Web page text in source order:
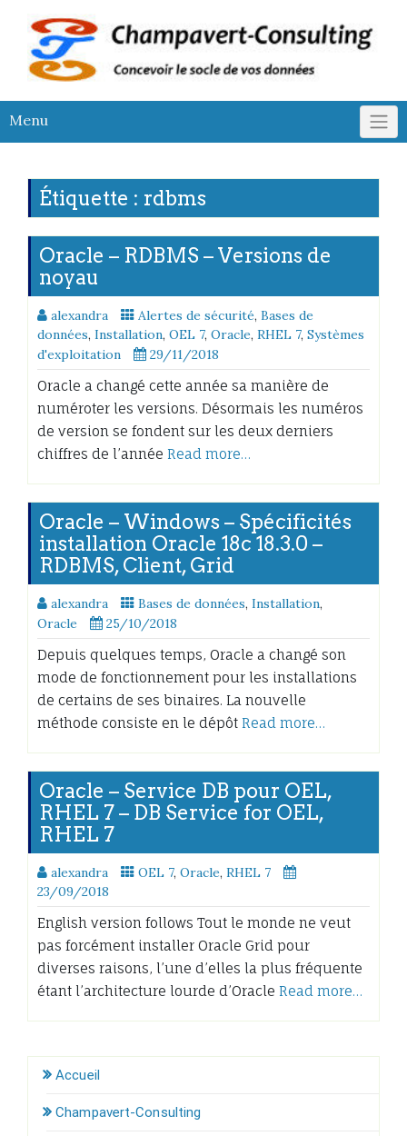
content
Menu
Étiquette : rdbms
Oracle – RDBMS – Versions de
noyau
alexandra Alertes de sécurité, Bases de
données, Installation, OEL 7, Oracle, RHEL 7, Systèmes
d'exploitation
29/11/2018
Oracle a changé cette année sa manière de
numéroter les versions. Désormais les numéros
de version se fondent sur les deux derniers
chiffres de l’année Read more…
Oracle – Windows – Spécificités
installation Oracle 18c 18.3.0 –
RDBMS, Client, Grid
alexandra Bases de données, Installation,
Oracle
25/10/2018
Depuis quelques temps, Oracle a changé son
mode de fonctionnement pour les installations
de certains de ses binaires. La nouvelle
méthode consiste en le dépôt Read more…
Oracle – Service DB pour OEL,
RHEL 7 – DB Service for OEL,
RHEL 7
alexandra OEL 7, Oracle, RHEL 7
23/09/2018
English version follows Tout le monde ne veut
pas forcément installer Oracle Grid pour
diverses raisons, l’une d’elles la plus fréquente
étant l’architecture lourde d’Oracle Read more…
Accueil
Champavert-Consulting